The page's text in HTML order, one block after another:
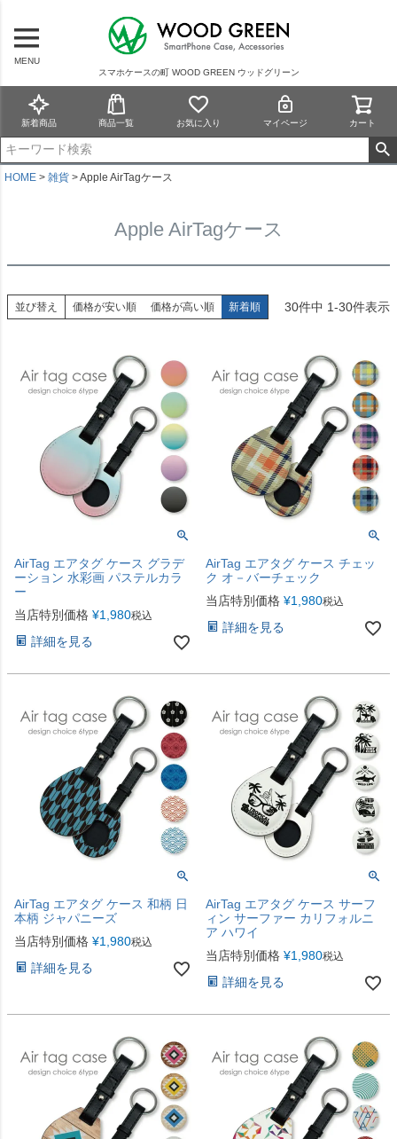
MENU
スマホケースの町 WOOD GREEN ウッドグリーン
新着商品 商品一覧 お気に入り マイページ カート
HOME 雑貨 Apple AirTagケース
Apple AirTagケース
並び替え 価格が安い順 価格が高い順 新着順 30件中 1-30件表示
AirTag エアタグ ケース グラデ
ーション 水彩画 パステルカラ
ー
当店特別価格 ¥1,980税込
詳細を見る
AirTag エアタグ ケース チェッ
ク オ－バーチェック
当店特別価格 ¥1,980税込
詳細を見る
AirTag エアタグ ケース 和柄 日
本柄 ジャパニーズ
当店特別価格 ¥1,980税込
詳細を見る
AirTag エアタグ ケース サーフ
ィン サーファー カリフォルニ
ア ハワイ
当店特別価格 ¥1,980税込
詳細を見る